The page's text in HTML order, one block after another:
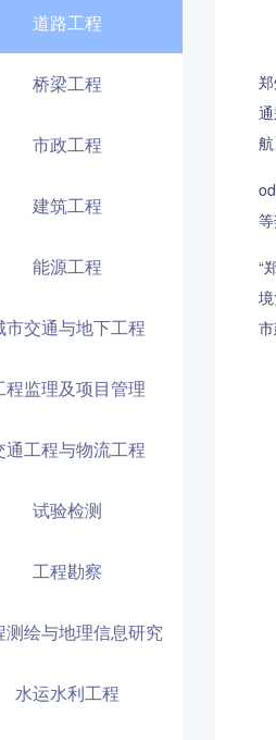
道路工程
桥梁工程
市政工程
建筑工程
能源工程
市交通与地下工程
程监理及项目管理
通工程与物流工程
试验检测
工程勘察
测绘与地理信息研究
水运水利工程
“